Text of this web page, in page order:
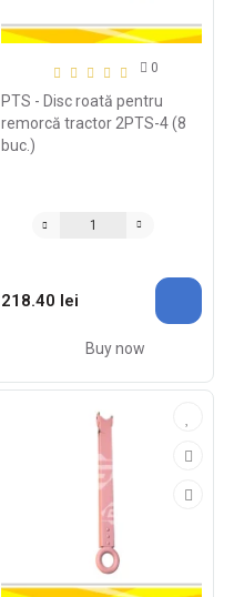
0
PTS - Disc roată pentru
remorcă tractor 2PTS-4 (8
buc.)
218.40 lei
Buy now